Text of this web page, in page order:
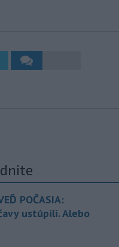
POČASIA:
ustúpili. Alebo